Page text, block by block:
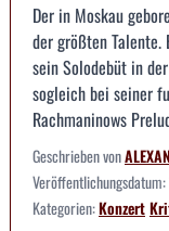
Der in Moskau
der größten
sein Solodebüt in
sogleich bei seiner
Rachmaninows
Geschrieben von
Veröffentlichungsdatum:
Kategorien:Konzert